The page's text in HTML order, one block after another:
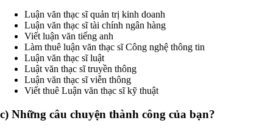
Luận văn thạc sĩ quản trị kinh doanh
Luận văn thạc sĩ tài chính ngân hàng
Viết luận văn tiếng anh
Làm thuê luận văn thạc sĩ Công nghệ thông tin
Luận văn thạc sĩ luật
Luật văn thạc sĩ truyền thông
Luận văn thạc sĩ viễn thông
Viết thuê Luận văn thạc sĩ kỹ thuật
c) Những câu chuyện thành công của bạn?